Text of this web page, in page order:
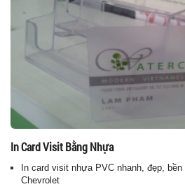
In Card Visit Bằng Nhựa
In card visit nhựa PVC nhanh, đẹp,
Chevrolet